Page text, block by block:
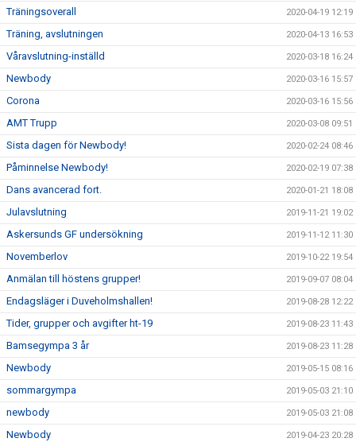
Träningsoverall 2020-04-19 12:19
Träning, avslutningen 2020-04-13 16:53
Våravslutning-inställd 2020-03-18 16:24
Newbody 2020-03-16 15:57
Corona 2020-03-16 15:56
AMT Trupp 2020-03-08 09:51
Sista dagen för Newbody! 2020-02-24 08:46
Påminnelse Newbody! 2020-02-19 07:38
Dans avancerad fort. 2020-01-21 18:08
Julavslutning 2019-11-21 19:02
Askersunds GF undersökning 2019-11-12 11:30
Novemberlov 2019-10-22 19:54
Anmälan till höstens grupper! 2019-09-07 08:04
Endagsläger i Duveholmshallen! 2019-08-28 12:22
Tider, grupper och avgifter ht-19 2019-08-23 11:43
Bamsegympa 3 år 2019-08-23 11:28
Newbody 2019-05-15 08:16
sommargympa 2019-05-03 21:10
newbody 2019-05-03 21:08
Newbody 2019-04-23 20:28